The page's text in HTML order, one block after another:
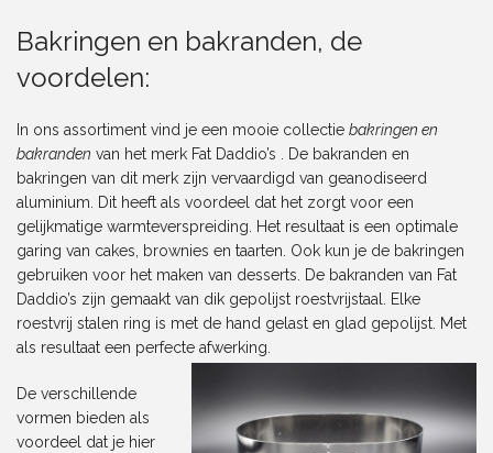
Bakringen en bakranden, de
voordelen:
In ons assortiment vind je een mooie collectie bakringen en
bakranden van het merk Fat Daddio’s . De bakranden en
bakringen van dit merk zijn vervaardigd van geanodiseerd
aluminium. Dit heeft als voordeel dat het zorgt voor een
gelijkmatige warmteverspreiding. Het resultaat is een optimale
garing van cakes, brownies en taarten. Ook kun je de bakringen
gebruiken voor het maken van desserts. De bakranden van Fat
Daddio’s zijn gemaakt van dik gepolijst roestvrijstaal. Elke
roestvrij stalen ring is met de hand gelast en glad gepolijst. Met
als resultaat een perfecte afwerking.
De verschillende
vormen bieden als
voordeel dat je hier